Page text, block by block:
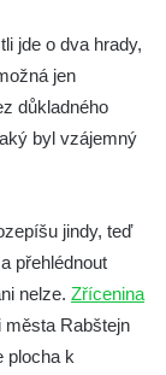
jde o dva hrady,
jen
důkladného
byl vzájemný
jindy, teď
přehlédnout
nelze. Zřícenina
Rabštejn
plocha k